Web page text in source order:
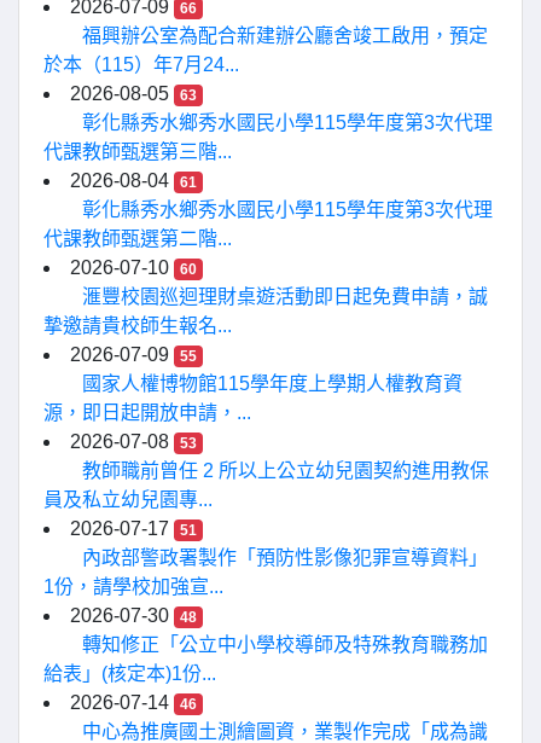
2026-07-09
66
福興辦公室為配合新建辦公廳舍竣工啟用，預定
於本（115）年7月24...
2026-08-05
63
彰化縣秀水鄉秀水國民小學115學年度第3次代理
代課教師甄選第三階...
2026-08-04
61
彰化縣秀水鄉秀水國民小學115學年度第3次代理
代課教師甄選第二階...
2026-07-10
60
滙豐校園巡迴理財桌遊活動即日起免費申請，誠
摯邀請貴校師生報名...
2026-07-09
55
國家人權博物館115學年度上學期人權教育資
源，即日起開放申請，...
2026-07-08
53
教師職前曾任 2 所以上公立幼兒園契約進用教保
員及私立幼兒園專...
2026-07-17
51
內政部警政署製作「預防性影像犯罪宣導資料」
1份，請學校加強宣...
2026-07-30
48
轉知修正「公立中小學校導師及特殊教育職務加
給表」(核定本)1份...
2026-07-14
46
中心為推廣國土測繪圖資，業製作完成「成為識